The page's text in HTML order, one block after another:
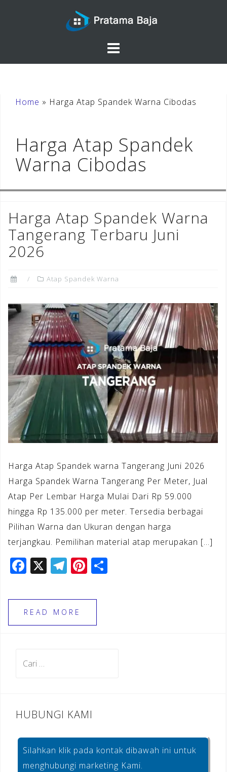
Home » Harga Atap Spandek Warna Cibodas
Harga Atap Spandek
Warna Cibodas
Harga Atap Spandek Warna
Tangerang Terbaru Juni
2026
Atap Spandek Warna
Harga Atap Spandek warna Tangerang Juni 2026
Harga Spandek Warna Tangerang Per Meter, Jual
Atap Per Lembar Harga Mulai Dari Rp 59.000
hingga Rp 135.000 per meter. Tersedia berbagai
Pilihan Warna dan Ukuran dengan harga
terjangkau. Pemilihan material atap merupakan […]
F
c
e
b
o
X T
e
gr
a
Pi
te
e
READ MORE
HUBUNGI KAMI
Silahkan klik pada kontak dibawah ini untuk
menghubungi marketing Kami.